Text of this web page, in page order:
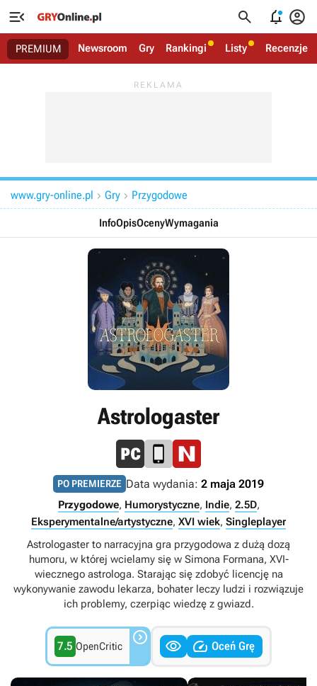
   
PREMIUM Newsroom Gry Rankingi Listy Recenzje
www.gry-online.pl  Gry  Przygodowe
InfoOpisOcenyWymagania
Astrologaster
PO PREMIERZE Data wydania: 2 maja 2019
Przygodowe, Humorystyczne, Indie, 2.5D,
Eksperymentalne/artystyczne, XVI wiek, Singleplayer
Astrologaster to narracyjna gra przygodowa z dużą dozą
humoru, w której wcielamy się w Simona Formana, XVI-
wiecznego astrologa. Starając się zdobyć licencję na
wykonywanie zawodu lekarza, bohater leczy ludzi i rozwiązuje
ich problemy, czerpiąc wiedzę z gwiazd.
7.5 OpenCritic    Oceń Grę